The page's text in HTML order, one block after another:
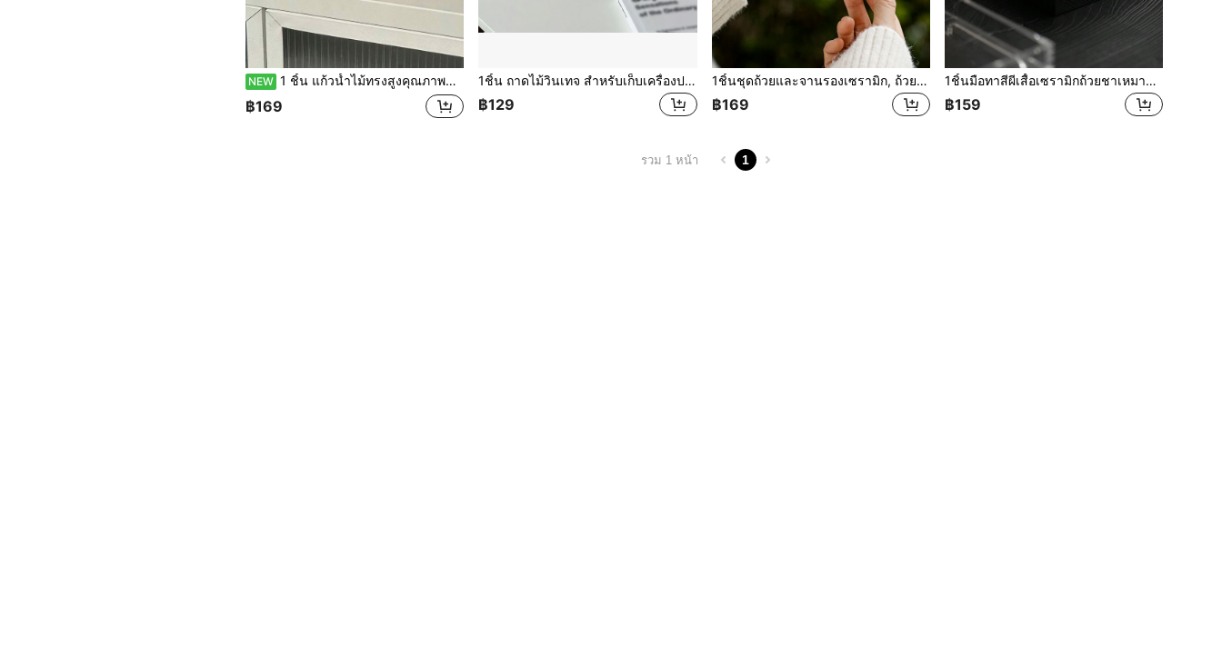
NEW 1 ชิ้น แก้วน้ำไม้ทรงสูงคุณภาพสูง, แก้วค็อกเทลย้อนยุค, แก้วไวน์ผลไม้/ไวน์หวาน, แก้วเครื่องดื่ม/กาแฟ
฿169
1ชิ้น ถาดไม้วินเทจ สำหรับเก็บเครื่องประดับ ที่วางน้ำหอม ถาดอโรมาเธอราพี ถาดวางกุญแจในทางเข้า ของตกแต่งบ้าน วันวาเลนไทน์ ดวงอาทิตย์ การเดินทางที่เย็นสบาย
฿129
1ชิ้นชุดถ้วยและจานรองเซรามิก, ถ้วยน้ำชาลายดอกกล้วยไม้ผีเสื้อขนาดเล็ก, ชุดน้ำชากงฟู, ถ้วยหลัก, ชุดถ้วยเดี่ยว, ของขวัญ
฿169
1ชิ้นมือทาสีผีเสื้อเซรามิกถ้วยชาเหมาะสำหรับโอกาสเช่นงานเลี้ยงน้ำชา,น้ำชายามบ่าย,บ้าน,สวน,ร้านอาหาร,ฯลฯ
฿159
รวม 1 หน้า 1